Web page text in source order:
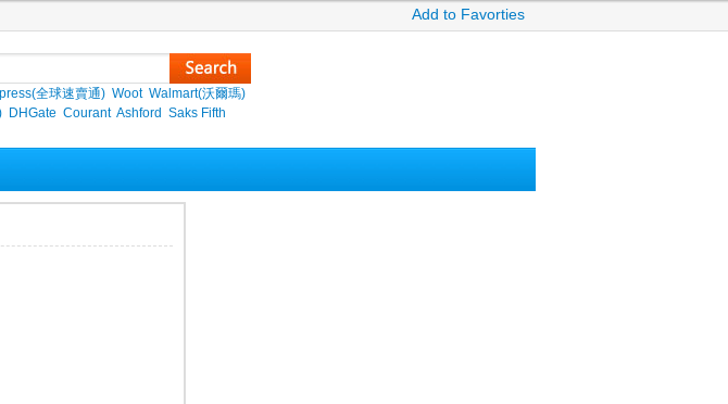
Add to Favorties
全球速賣通) Woot Walmart(沃爾瑪)
DHGate Courant Ashford Saks Fifth